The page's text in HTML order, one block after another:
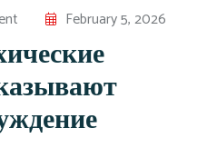
February 5, 2026